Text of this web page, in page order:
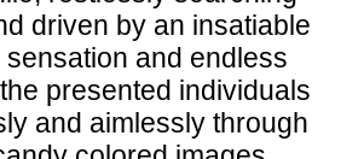
driven by an insatiable
and endless
presented individuals
and aimlessly through